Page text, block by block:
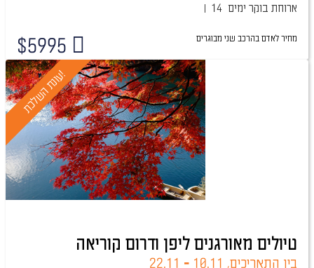
14 ימים ארוחת בוקר
$5995 מחיר לאדם בהרכב שני מבוגרים
ע
ו
נ
ת
ה
ש
ל
כ
ת
!
טיולים מאורגנים ליפן ודרום קוריאה
בין התאריכים, -
22.11